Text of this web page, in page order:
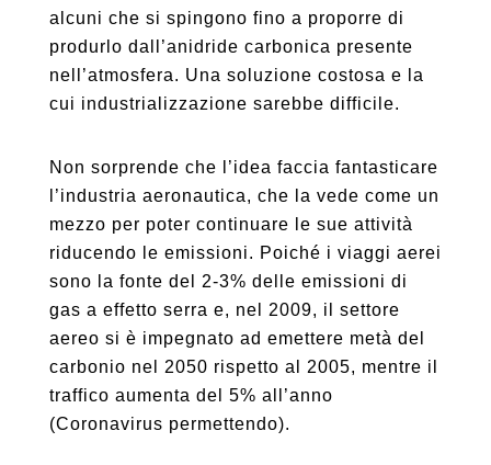
alcuni che si spingono fino a proporre di
produrlo dall’anidride carbonica presente
nell’atmosfera. Una soluzione costosa e la
cui industrializzazione sarebbe difficile.
Non sorprende che l’idea faccia fantasticare
l’industria aeronautica, che la vede come un
mezzo per poter continuare le sue attività
riducendo le emissioni. Poiché i viaggi aerei
sono la fonte del 2-3% delle emissioni di
gas a effetto serra e, nel 2009, il settore
aereo si è impegnato ad emettere metà del
carbonio nel 2050 rispetto al 2005, mentre il
traffico aumenta del 5% all’anno
(Coronavirus permettendo).